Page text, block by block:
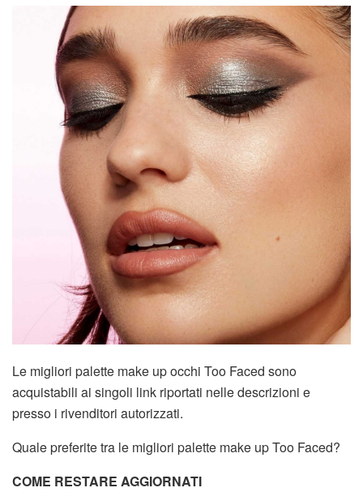
Le migliori palette make up occhi Too Faced sono
acquistabili ai singoli link riportati nelle descrizioni e
presso i rivenditori autorizzati.
Quale preferite tra le migliori palette make up Too Faced?
COME RESTARE AGGIORNATI